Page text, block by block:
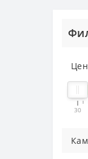
30